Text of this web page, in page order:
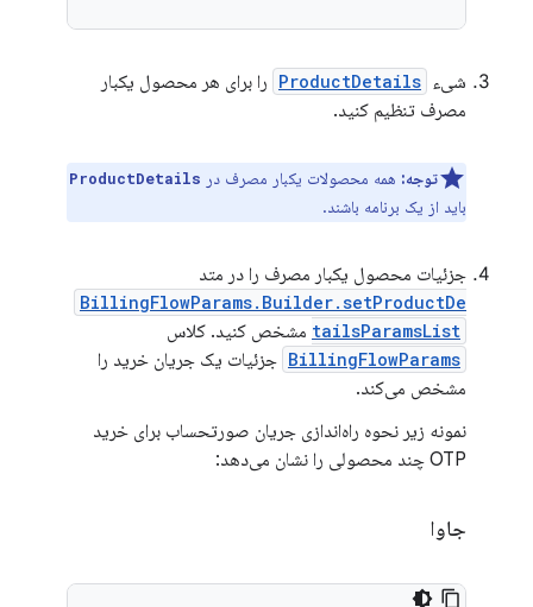
شیء ProductDetails را برای هر محصول یکبار
مصرف تنظیم کنید.
توجه: همه محصولات یکبار مصرف در ProductDetails
باید از یک برنامه باشند.
جزئیات محصول یکبار مصرف را در متد
BillingFlowParams.Builder.setProductDe
tailsParamsList مشخص کنید. کلاس
BillingFlowParams جزئیات یک جریان خرید را
مشخص می‌کند.
نمونه زیر نحوه راه‌اندازی جریان صورتحساب برای خرید
OTP چند محصولی را نشان می‌دهد:
جاوا